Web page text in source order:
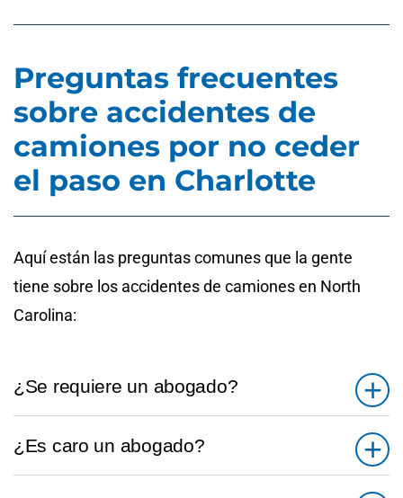
Preguntas frecuentes
sobre accidentes de
camiones por no ceder
el paso en Charlotte
Aquí están las preguntas comunes que la gente
tiene sobre los accidentes de camiones en North
Carolina:
¿Se requiere un abogado?
¿Es caro un abogado?